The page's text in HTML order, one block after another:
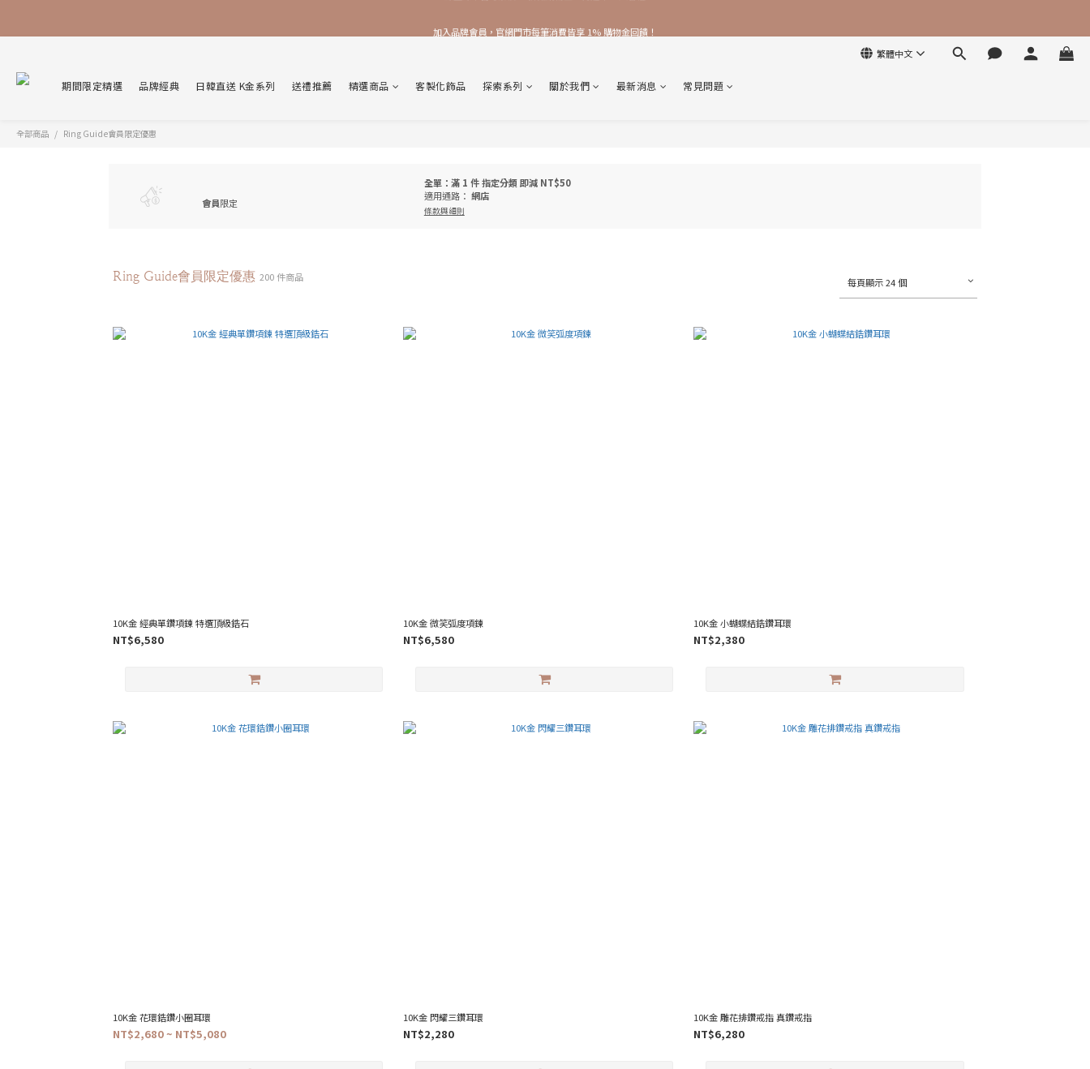
加入品牌會員，官網門市每筆消費皆享 1% 購物金回饋！
繁體中文
期間限定精選 品牌經典 日韓直送 K金系列 送禮推薦 精選商品 客製化飾品 探索系列 關於我們 最新消息 常見問題
全部商品 Ring Guide會員限定優惠
會員限定
全單：滿 1 件 指定分類 即減 NT$50
適用通路： 網店
條款與細則
Ring Guide會員限定優惠200 件商品 每頁顯示 24 個
10K金 經典單鑽項鍊 特選頂級鋯石
NT$6,580
10K金 微笑弧度項鍊
NT$6,580
10K金 小蝴蝶結鋯鑽耳環
NT$2,380
10K金 花環鋯鑽小圈耳環
NT$2,680 ~ NT$5,080
10K金 閃耀三鑽耳環
NT$2,280
10K金 雕花排鑽戒指 真鑽戒指
NT$6,280